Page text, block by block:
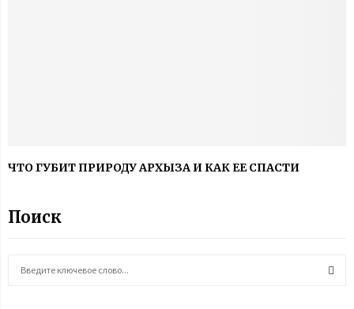
ЧТО ГУБИТ ПРИРОДУ АРХЫЗА И КАК ЕЕ СПАСТИ
Поиск